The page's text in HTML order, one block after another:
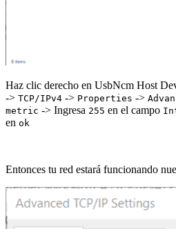
Haz clic derecho en UsbNcm Host
-> TCP/IPv4 -> Properties ->
metric -> Ingresa 255 en el campo
en ok
Entonces tu red estará funcionando